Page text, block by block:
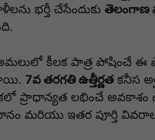
భర్తీ చేసేందుకు తెలంగాణ
కీలక పాత్ర పోషించే ఈ
7వ తరగతి ఉత్తీర్ణతకనీస
ప్రాధాన్యత లభించే
మరియు ఇతర పూర్తి